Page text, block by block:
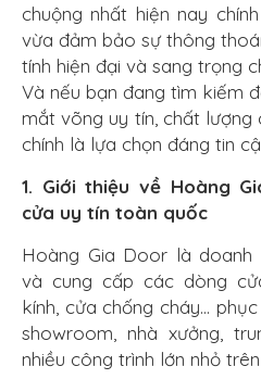
chuộng nhất hiện nay
vừa đảm bảo sự thông
tính hiện đại và sang trọng
Và nếu bạn đang tìm kiếm
mắt võng uy tín, chất
chính là lựa chọn đáng tin
1. Giới thiệu về Hoàng
cửa uy tín toàn quốc
Hoàng Gia Door là doanh
và cung cấp các dòng
kính, cửa chống cháy...
showroom, nhà xưởng,
nhiều công trình lớn nhỏ